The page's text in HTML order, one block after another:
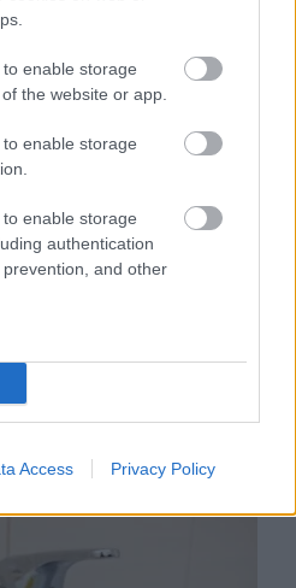
enable storage
the website or app.
enable storage
enable storage
authentication
and other
Access Privacy Policy
az apró reggeli tünetet ne
szőnyeg alá
mint gondolnád